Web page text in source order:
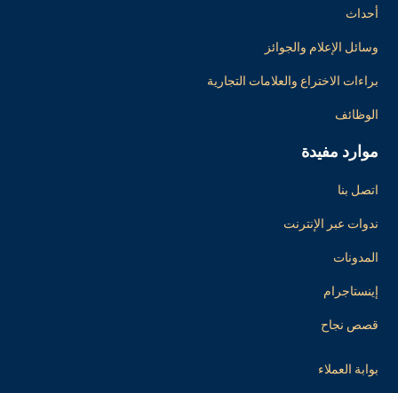
أحداث
وسائل الإعلام والجوائز
براءات الاختراع والعلامات التجارية
الوظائف
موارد مفيدة
اتصل بنا
ندوات عبر الإنترنت
المدونات
إينستاجرام
قصص نجاح
بوابة العملاء